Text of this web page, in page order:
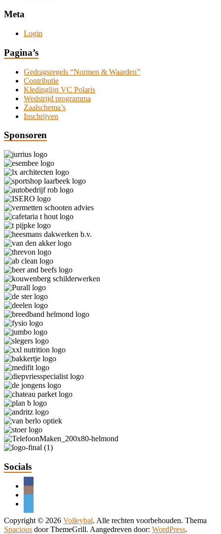
Meta
Login
Pagina’s
Gedragsregels “Normen & Waarden”
Contributie
Kledinglijn VC Polaris
Wedstrijd programma
Zaalschema’s
Inschrijven
Sponsoren
Socials
Copyright © 2026 Volleybal. Alle rechten voorbehouden. Thema
Spacious door ThemeGrill. Aangedreven door: WordPress.